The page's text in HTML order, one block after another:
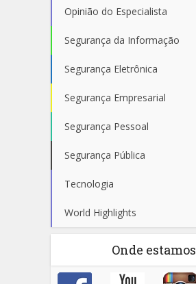
Opinião do Especialista
Segurança da Informação
Segurança Eletrônica
Segurança Empresarial
Segurança Pessoal
Segurança Pública
Tecnologia
World Highlights
Onde estamos